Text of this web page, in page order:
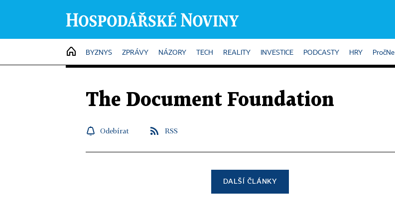
HOME
BYZNYS ZPRÁVY NÁZORY TECH REALITY INVESTICE PODCASTY HRY PročNe
The Document Foundation
Odebírat RSS
DALŠÍ ČLÁNKY